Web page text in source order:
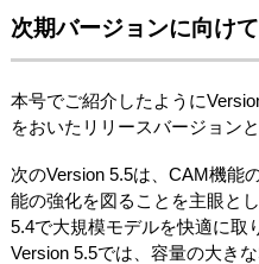
次期バージョンに向けて
本号でご紹介したように
をおいたリリースバージョンと
次のVersion 5.5は、CAM機能
能の強化を図ることを主眼と
5.4で大規模モデルを快適に取
Version 5.5では、容量の大き